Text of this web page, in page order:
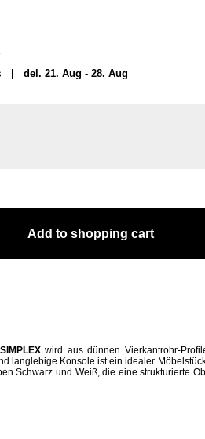
| del. 21. Aug - 28. Aug
Add to shopping cart
SIMPLEXwird aus dünnen Vierkantrohr-
langlebige Konsole ist ein idealer
Schwarz und Weiß, die eine strukturierte